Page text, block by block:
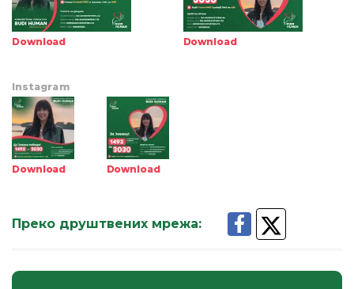
Download Download
Instagram
Download Download
Преко друштвених мрежа: